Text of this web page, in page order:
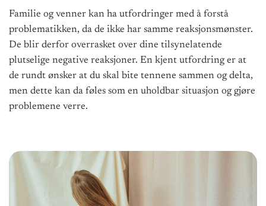
Familie og venner kan ha utfordringer med å forstå
problematikken, da de ikke har samme reaksjonsmønster.
De blir derfor overrasket over dine tilsynelatende
plutselige negative reaksjoner. En kjent utfordring er at
de rundt ønsker at du skal bite tennene sammen og delta,
men dette kan da føles som en uholdbar situasjon og gjøre
problemene verre.